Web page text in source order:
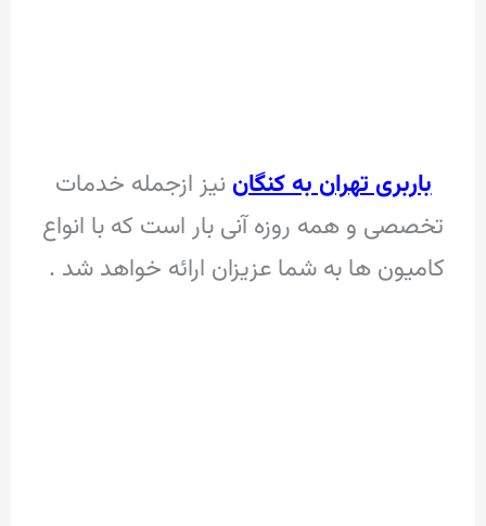
باربری تهران به کنگان نیز ازجمله خدمات
تخصصی و همه روزه آنی بار است که با انواع
کامیون ها به شما عزیزان ارائه خواهد شد .